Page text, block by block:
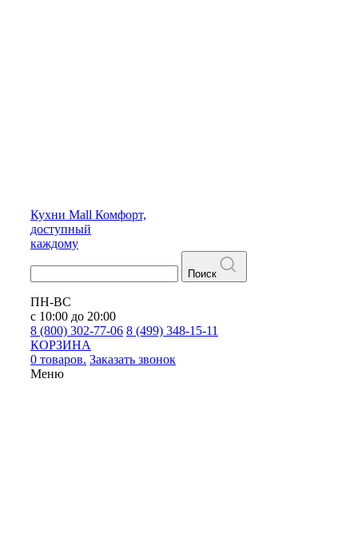
Кухни Mall Комфорт,
доступный
каждому
Поиск
ПН-ВС
с 10:00 до 20:00
8 (800) 302-77-06 8 (499) 348-15-11
КОРЗИНА
0 товаров. Заказать звонок
Меню